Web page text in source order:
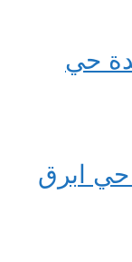
حي
ابرق